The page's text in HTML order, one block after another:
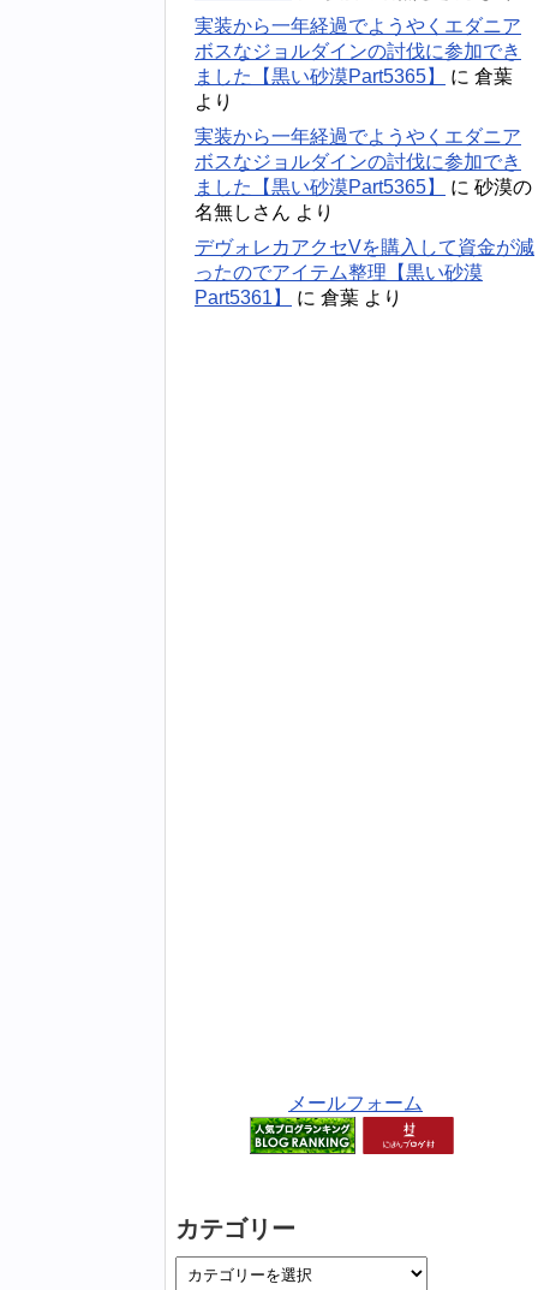
実装から一年経過でようやくエダニア
ボスなジョルダインの討伐に参加でき
ました【黒い砂漠Part5365】
に 倉葉
より
実装から一年経過でようやくエダニア
ボスなジョルダインの討伐に参加でき
ました【黒い砂漠Part5365】
に 砂漠の
名無しさん より
デヴォレカアクセVを購入して資金が減
ったのでアイテム整理【黒い砂漠
Part5361】
に 倉葉 より
メールフォーム
カテゴリー